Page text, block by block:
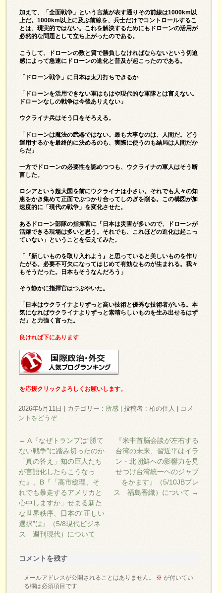
加えて、「全面戦争」という言葉が表す通りその前線は1000km以
上だ。1000km以上に及ぶ前線を、兵士だけでコントロールするこ
とは、現実的ではない。これを解決するためにもドローンの活用が
必然的な問題として立ち上がったのである。
こうして、ドローンの数と質で勝負しなければならないという切迫
感によって急速にドローンの進化と普及が起こったのである。
「ドローン戦争」に日本は太刀打ちできるか
「ドローンを活用できない軍はもはや現代的な軍隊とは言えない。
ドローンなしの戦争は今後ありえない」
ウクライナ兵はそう口をそろえる。
「ドローンは魔法の武器ではない。最も大事なのは、人間だ。どう
運用するかを最終的に決めるのも、実際に使うのも結局は人間だか
らだ」
一方でドローンの必要性を認めつつも、ウクライナの軍人はそう断
言した。
ロシアという超大国を前にウクライナは小さい。それでも人々の知
恵をかき集めて正面でぶつかり合ってしのぎを削る。この構図が加
速度的に「現代の戦争」を変化させた。
あるドローン部隊の指揮官に「日本は災害が多いので、ドローンが
活躍できる現場は多いと思う。それでも、これほどの進化は起こっ
ていない」ということを伝えてみた。
「『新しいものを取り入れよう』と思っていると美しいものを作り
たがる。必要不可欠になってはじめて有効なものが生まれる。我々
もそうだった。日本もそうなんだろう」
そう静かに指揮官はつぶやいた。
「日本はウクライナよりずっと高い技術と優秀な技術者がいる。本
気になればウクライナよりずっと素晴らしいものを生み出せるはず
だ」と力強く言った。
良ければ下にあります
を応援クリックよろしくお願いします。
2026年5月11日 | カテゴリー : 所感 | 投稿者 : 柏の住人 | コメ
ントをどうぞ
← A『なぜトランプは“勝て
ない戦争”に踏み切ったのか
「真の答え」知の巨人たち
が言語化したらこうなっ
た』、B『「高市総理、そ
れでも暴走するアメリカと
心中しますか」せまる新た
な世界秩序、日本の“正しい
選択”は』（5/8現代ビジネ
ス 週刊現代）について
『米中首脳会談が左右する
台湾の未来、習近平はイラ
ン・北朝鮮への影響力を見
せつけ台湾統一ヘのジャブ
をかます』（5/10JBプレ
ス 福島香織）について →
コメントを残す
メールアドレスが公開されることはありません。 ※ が付いてい
る欄は必須項目です